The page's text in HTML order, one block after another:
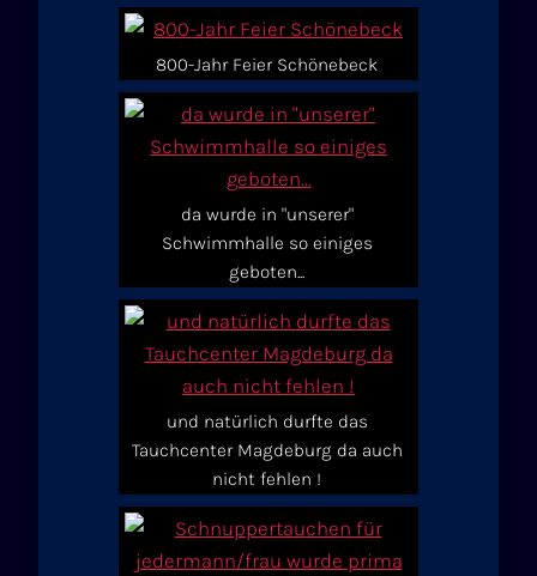
800-Jahr Feier Schönebeck
da wurde in "unserer"
Schwimmhalle so einiges
geboten...
und natürlich durfte das
Tauchcenter Magdeburg da auch
nicht fehlen !